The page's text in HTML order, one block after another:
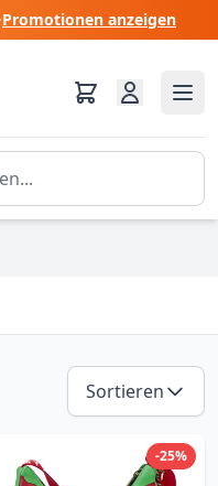
·Promotionen anzeigen
Sortieren
-25%